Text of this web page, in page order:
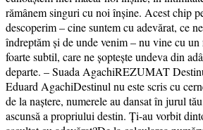
rămânem singuri cu noi înșine. Acest chip
descoperim – cine suntem cu adevărat, ce
îndreptăm și de unde venim – nu vine cu un
foarte subtil, care ne șoptește undeva din
departe. – Suada AgachiREZUMAT
Eduard AgachiDestinul nu este scris cu
de la naștere, numerele au dansat în jurul
ascunsă a propriului destin. Ți-au vorbit